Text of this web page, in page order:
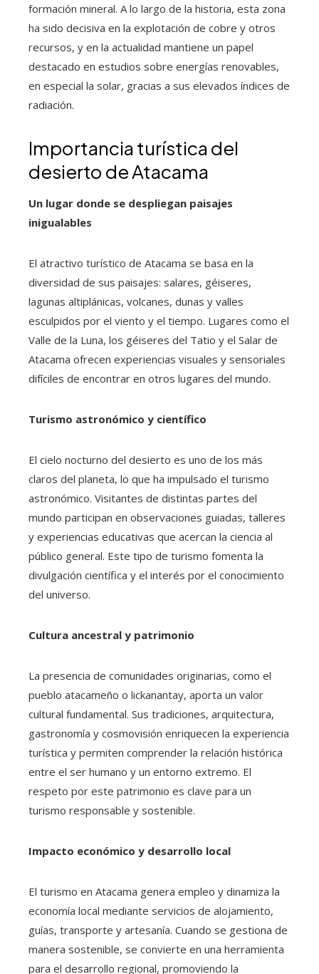
formación mineral. A lo largo de la historia, esta zona
ha sido decisiva en la explotación de cobre y otros
recursos, y en la actualidad mantiene un papel
destacado en estudios sobre energías renovables,
en especial la solar, gracias a sus elevados índices de
radiación.
Importancia turística del
desierto de Atacama
Un lugar donde se despliegan paisajes
inigualables
El atractivo turístico de Atacama se basa en la
diversidad de sus paisajes: salares, géiseres,
lagunas altiplánicas, volcanes, dunas y valles
esculpidos por el viento y el tiempo. Lugares como el
Valle de la Luna, los géiseres del Tatio y el Salar de
Atacama ofrecen experiencias visuales y sensoriales
difíciles de encontrar en otros lugares del mundo.
Turismo astronómico y científico
El cielo nocturno del desierto es uno de los más
claros del planeta, lo que ha impulsado el turismo
astronómico. Visitantes de distintas partes del
mundo participan en observaciones guiadas, talleres
y experiencias educativas que acercan la ciencia al
público general. Este tipo de turismo fomenta la
divulgación científica y el interés por el conocimiento
del universo.
Cultura ancestral y patrimonio
La presencia de comunidades originarias, como el
pueblo atacameño o lickanantay, aporta un valor
cultural fundamental. Sus tradiciones, arquitectura,
gastronomía y cosmovisión enriquecen la experiencia
turística y permiten comprender la relación histórica
entre el ser humano y un entorno extremo. El
respeto por este patrimonio es clave para un
turismo responsable y sostenible.
Impacto económico y desarrollo local
El turismo en Atacama genera empleo y dinamiza la
economía local mediante servicios de alojamiento,
guías, transporte y artesanía. Cuando se gestiona de
manera sostenible, se convierte en una herramienta
para el desarrollo regional, promoviendo la